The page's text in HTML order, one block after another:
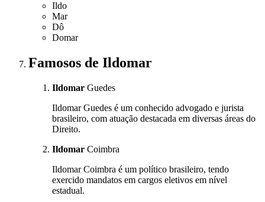
Ildo
Mar
Dô
Domar
Famosos de Ildomar
Ildomar Guedes
Ildomar Guedes é um conhecido advogado e jurista
brasileiro, com atuação destacada em diversas áreas do
Direito.
Ildomar Coimbra
Ildomar Coimbra é um político brasileiro, tendo
exercido mandatos em cargos eletivos em nível
estadual.